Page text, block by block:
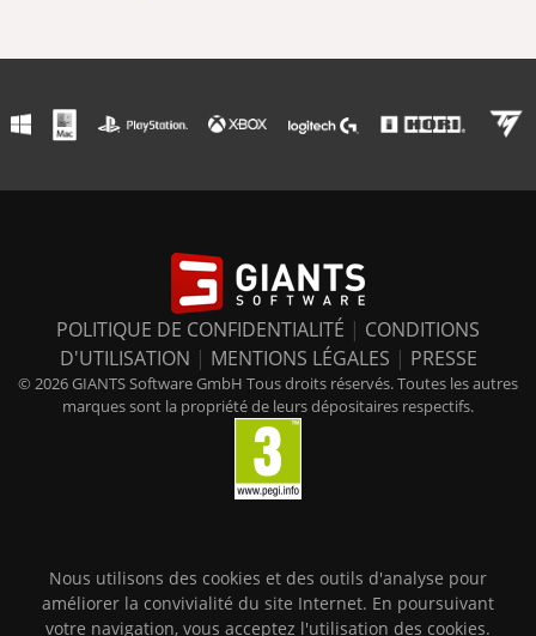
POLITIQUE DE CONFIDENTIALITÉ | CONDITIONS
D'UTILISATION | MENTIONS LÉGALES | PRESSE
© 2026 GIANTS Software GmbH Tous droits réservés. Toutes les autres
marques sont la propriété de leurs dépositaires respectifs.
Nous utilisons des cookies et des outils d'analyse pour
améliorer la convivialité du site Internet. En poursuivant
votre navigation, vous acceptez l'utilisation des cookies.